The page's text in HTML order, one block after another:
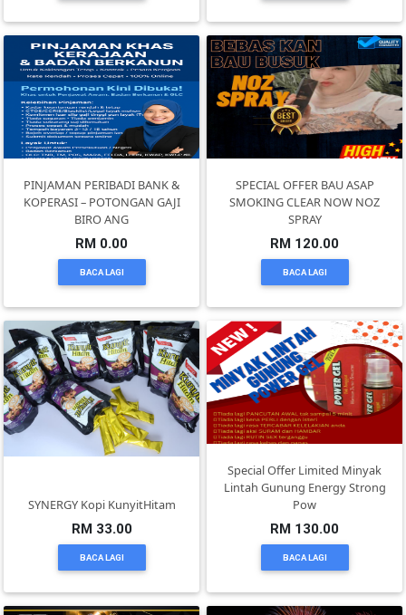
PINJAMAN PERIBADI BANK &
KOPERASI – POTONGAN GAJI
BIRO ANG
RM 0.00
BACA LAGI
SPECIAL OFFER BAU ASAP
SMOKING CLEAR NOW NOZ
SPRAY
RM 120.00
BACA LAGI
SYNERGY Kopi KunyitHitam
RM 33.00
BACA LAGI
Special Offer Limited Minyak
Lintah Gunung Energy Strong
Pow
RM 130.00
BACA LAGI
ARTIKEL(14)
PEMBORONG(2)
PRODUK
DIGITAL(29)
MAKANAN(25)
KENDERAAN(6)
ELEKTRONIK(5)
PERCUTIAN
PELANCONGAN(1)